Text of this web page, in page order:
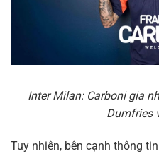
Inter Milan: Carboni gia
Dumfries
Tuy nhiên, bên cạnh thông